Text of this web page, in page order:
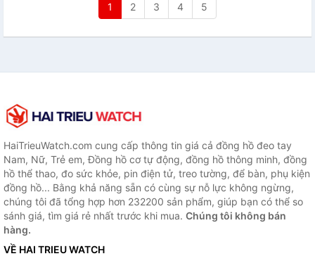
1 2 3 4 5
HaiTrieuWatch.com cung cấp thông tin giá cả đồng hồ đeo tay
Nam, Nữ, Trẻ em, Đồng hồ cơ tự động, đồng hồ thông minh, đồng
hồ thể thao, đo sức khỏe, pin điện tử, treo tường, để bàn, phụ kiện
đồng hồ... Bằng khả năng sẵn có cùng sự nỗ lực không ngừng,
chúng tôi đã tổng hợp hơn 232200 sản phẩm, giúp bạn có thể so
sánh giá, tìm giá rẻ nhất trước khi mua. Chúng tôi không bán
hàng.
VỀ HAI TRIEU WATCH